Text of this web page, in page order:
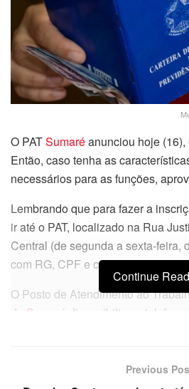
O PATSumaréanunciou hoje (16),
Então, caso tenha as
necessários para as funções,
Lembrando que para fazer a
ir até o PAT, localizado na Rua
Central (de segunda a sexta-feira,
com RG, CPF e comprovante de
O Posto de Atendimento ao
de Sumaré disponibiliza o telefone
Confira algumas
Continue
Previous